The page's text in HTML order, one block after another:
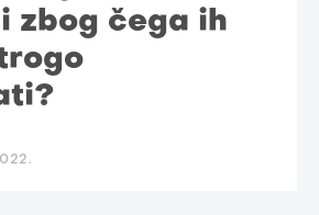
zbog čega ih